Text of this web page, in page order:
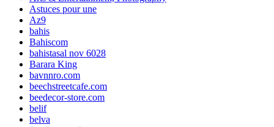
Astuces pour une
Az9
bahis
Bahiscom
bahistasal nov 6028
Barara King
bavnnro.com
beechstreetcafe.com
beedecor-store.com
belif
belva